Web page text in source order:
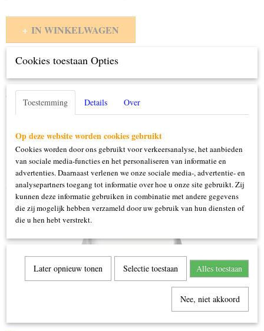
IN WINKELWAGEN
Specificaties
Productcode
Omschrijving
15 ml
Ook interessant
Cookies toestaan Opties
Toestemming Details Over
Op deze website worden cookies gebruikt
Cookies worden door ons gebruikt voor verkeersanalyse, het aanbieden
van sociale media-functies en het personaliseren van informatie en
advertenties. Daarnaast verlenen we onze sociale media-, advertentie- en
analysepartners toegang tot informatie over hoe u onze site gebruikt. Zij
kunnen deze informatie gebruiken in combinatie met andere gegevens
die zij mogelijk hebben verzameld door uw gebruik van hun diensten of
die u hen hebt verstrekt.
Later opnieuw tonen Selectie toestaan Alles toestaan
Nee, niet akkoord